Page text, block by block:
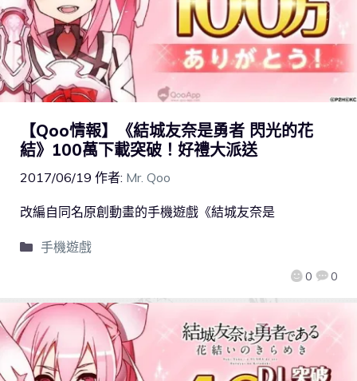
【Qoo情報】《結城友奈是勇者 閃光的花
結》100萬下載突破！好禮大派送
2017/06/19 作者: Mr. Qoo
0 0
改編自同名原創動畫的手機遊戲《結城友奈是
手機遊戲